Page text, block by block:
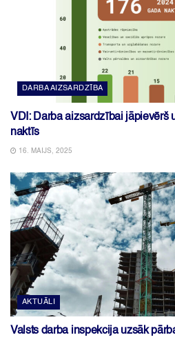
DARBA AIZSARDZĪBA
VDI: Darba aizsardzībai jāpievērš
naktīs
16. MAIJS, 2025
AKTUĀLI
Valsts darba inspekcija uzsāk